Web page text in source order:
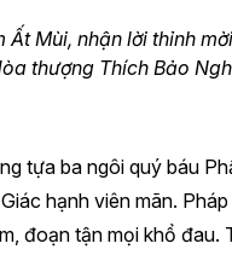
Ất Mùi, nhận lời thỉnh
thượng Thích Bảo
tựa ba ngôi quý báu
hạnh viên mãn.
đoạn tận mọi khổ đau.